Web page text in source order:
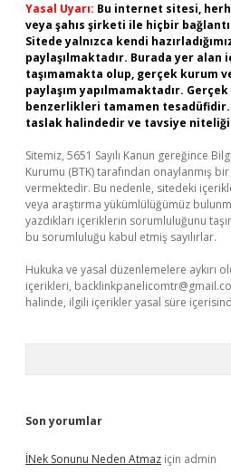
Yasal Uyarı: Bu internet sitesi,
veya şahıs şirketi ile hiçbir
Sitede yalnızca kendi
paylaşılmaktadır. Burada yer
taşımamakta olup, gerçek kurum
paylaşım yapılmamaktadır.
benzerlikleri tamamen
taslak halindedir ve tavsiye niteliği
Sitemiz, 5651 Sayılı Kanun gereğince
Kurumu (BTK) tarafından onaylanmış
vermektedir. Bu nedenle, sitedeki
veya araştırma yükümlülüğümüz
yazdıkları içeriklerin sorumluluğunu
bu sorumluluğu kabul etmiş sayılırlar.
Hukuka ve yasal düzenlemelere aykırı
içerikleri,
halinde, ilgili içerikler yasal süre
Son yorumlar
İNek Sonunu Neden Atmaz için admin